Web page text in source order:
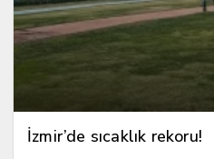
İzmir’de sıcaklık rekoru!